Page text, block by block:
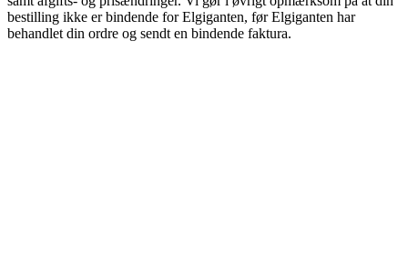
bestilling ikke er bindende for Elgiganten, før Elgiganten har
behandlet din ordre og sendt en bindende faktura.